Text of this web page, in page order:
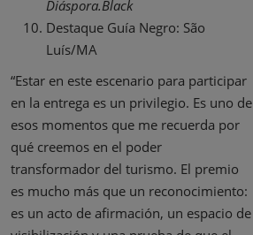
Diáspora.Black
Destaque Guía Negro: São
Luís/MA
“Estar en este escenario para participar
en la entrega es un privilegio. Es uno de
esos momentos que me recuerda por
qué creemos en el poder
transformador del turismo. El premio
es mucho más que un reconocimiento:
es un acto de afirmación, un espacio de